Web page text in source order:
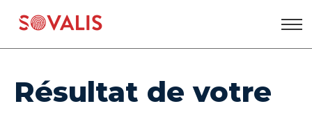
contenu
Résultat de votre